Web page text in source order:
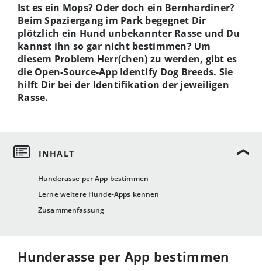
Hunderasse per App bestimmen
Lerne weitere Hunde-Apps kennen
Zusammenfassung
Ist es ein Mops? Oder doch ein Bernhardiner?
Beim Spaziergang im Park begegnet Dir
plötzlich ein Hund unbekannter Rasse und Du
kannst ihn so gar nicht bestimmen? Um
diesem Problem Herr(chen) zu werden, gibt es
die Open-Source-App Identify Dog Breeds. Sie
hilft Dir bei der Identifikation der jeweiligen
Rasse.
Hunderasse per App bestimmen